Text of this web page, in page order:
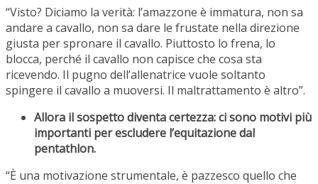
“Visto? Diciamo la verità: l’amazzone è immatura, non sa
andare a cavallo, non sa dare le frustate nella direzione
giusta per spronare il cavallo. Piuttosto lo frena, lo
blocca, perché il cavallo non capisce che cosa sta
ricevendo. Il pugno dell’allenatrice vuole soltanto
spingere il cavallo a muoversi. Il maltrattamento è altro”.
Allora il sospetto diventa certezza: ci sono motivi più
importanti per escludere l’equitazione dal
pentathlon.
“È una motivazione strumentale, è pazzesco quello che